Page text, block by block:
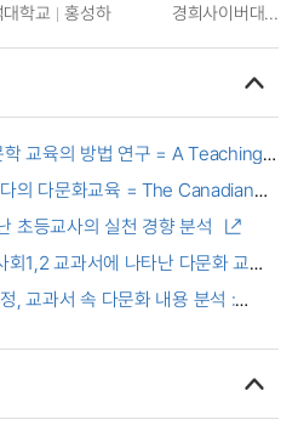
학교 홍성하 경희사이버대학교
학 교육의 방법 연구 = A Teaching
Education for Co-Existence in
School
의 다문화교육 = The Canadian
the history book
초등교사의 실천 경향 분석
1,2 교과서에 나타난 다문화 교육
, 교과서 속 다문화 내용 분석 :